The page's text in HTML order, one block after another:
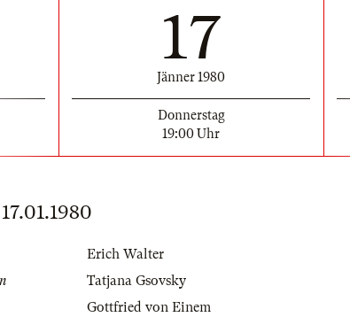
17
Jänner 1980
Donnerstag
19:00 Uhr
Erich Walter
Tatjana Gsovsky
Gottfried von Einem